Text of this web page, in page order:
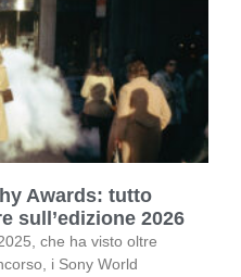
Awards: tutto
sull’edizione 2026
che ha visto oltre
i Sony World